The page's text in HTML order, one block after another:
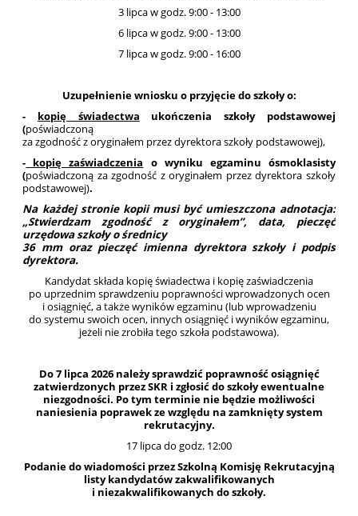
3 lipca w godz. 9:00 - 13:00
6 lipca w godz. 9:00 - 13:00
7 lipca w godz. 9:00 - 16:00
Uzupełnienie wniosku o przyjęcie do szkoły o:
- kopię świadectwa ukończenia szkoły podstawowej
(poświadczoną
za zgodność z oryginałem przez dyrektora szkoły podstawowej),
- kopię zaświadczenia o wyniku egzaminu ósmoklasisty
(poświadczoną za zgodność z oryginałem przez dyrektora szkoły
podstawowej).
Na każdej stronie kopii musi być umieszczona adnotacja:
„Stwierdzam zgodność z oryginałem”, data, pieczęć
urzędowa szkoły o średnicy
36 mm oraz pieczęć imienna dyrektora szkoły i podpis
dyrektora.
Kandydat składa kopię świadectwa i kopię zaświadczenia
po uprzednim sprawdzeniu poprawności wprowadzonych ocen
i osiągnięć, a także wyników egzaminu (lub wprowadzeniu
do systemu swoich ocen, innych osiągnięć i wyników egzaminu,
jeżeli nie zrobiła tego szkoła podstawowa).
Do 7 lipca 2026 należy sprawdzić poprawność osiągnięć
zatwierdzonych przez SKR i zgłosić do szkoły ewentualne
niezgodności. Po tym terminie nie będzie możliwości
naniesienia poprawek ze względu na zamknięty system
rekrutacyjny.
17 lipca do godz. 12:00
Podanie do wiadomości przez Szkolną Komisję Rekrutacyjną
listy kandydatów zakwalifikowanych
i niezakwalifikowanych do szkoły.